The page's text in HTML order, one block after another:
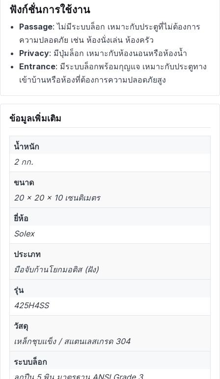
ฟังก์ชั่นการใช้งาน
Passage: ไม่มีระบบล็อก เหมาะกับประตูที่ไม่ต้องการ
ความปลอดภัย เช่น ห้องนั่งเล่น ห้องครัว
Privacy: มีปุ่มล็อก เหมาะกับห้องนอนหรือห้องน้ำ
Entrance: มีระบบล็อกพร้อมกุญแจ เหมาะกับประตูทาง
เข้าบ้านหรือห้องที่ต้องการความปลอดภัยสูง
ข้อมูลเพิ่มเติม
น้ำหนัก
2 กก.
ขนาด
20 × 20 × 10 เซนติเมตร
ยี่ห้อ
Solex
ประเภท
มือจับก้านโยกมอติส (ฝัง)
รุ่น
425H4SS
วัสดุ
เหล็กชุบแข็ง / สแตนเลสเกรด 304
ระบบล็อก
ลูกปืน 5 พิน มาตรฐาน ANSI Grade 3